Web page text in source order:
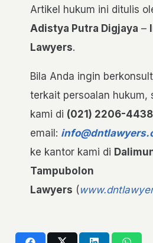
Artikel hukum ini ditulis
Adistya Putra Digjaya –
Lawyers.
Bila Anda ingin
terkait persoalan hukum,
kami di (021) 2206-4438
email:
ke kantor kami di
Tampubolon
Lawyers (